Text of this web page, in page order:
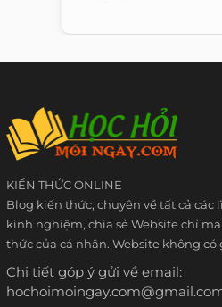
KIẾN THỨC ONLINE
Blog kiến thức, chuyên về tất cả các
kinh nghiệm, chia sẻ Website chỉ
thức của cá nhân. Website không
Chi tiết góp ý gửi về email: